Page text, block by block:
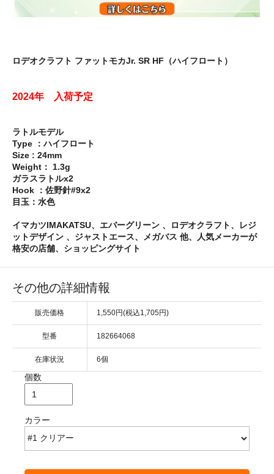
ロデオクラフト ファットモカJr. SR HF（ハイフロート）
2024年 入荷予定
ラトルモデル
Type ：ハイフロート
Size : 24mm
Weight： 1.3g
ガラスラトルx2
Hook ：佐野針#9x2
目玉：水色
イマカツIMAKATSU、エバーグリーン 、ロデオクラフト、レジ
ットデザイン 、ジャストエース、メガバス 他、人気メーカーが
格安の店舗、ショッピングサイト
その他の詳細情報
販売価格 1,550円(税込1,705円)
型番 182664068
在庫状況 6個
個数
カラー